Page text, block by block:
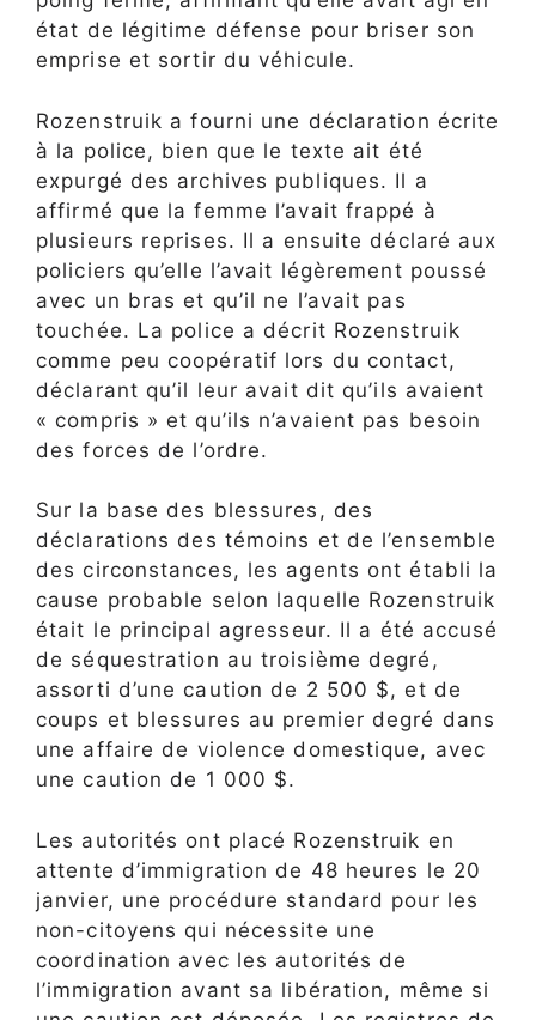
état de légitime défense pour briser son
emprise et sortir du véhicule.
Rozenstruik a fourni une déclaration écrite
à la police, bien que le texte ait été
expurgé des archives publiques. Il a
affirmé que la femme l’avait frappé à
plusieurs reprises. Il a ensuite déclaré aux
policiers qu’elle l’avait légèrement poussé
avec un bras et qu’il ne l’avait pas
touchée. La police a décrit Rozenstruik
comme peu coopératif lors du contact,
déclarant qu’il leur avait dit qu’ils avaient
« compris » et qu’ils n’avaient pas besoin
des forces de l’ordre.
Sur la base des blessures, des
déclarations des témoins et de l’ensemble
des circonstances, les agents ont établi la
cause probable selon laquelle Rozenstruik
était le principal agresseur. Il a été accusé
de séquestration au troisième degré,
assorti d’une caution de 2 500 $, et de
coups et blessures au premier degré dans
une affaire de violence domestique, avec
une caution de 1 000 $.
Les autorités ont placé Rozenstruik en
attente d’immigration de 48 heures le 20
janvier, une procédure standard pour les
non-citoyens qui nécessite une
coordination avec les autorités de
l’immigration avant sa libération, même si